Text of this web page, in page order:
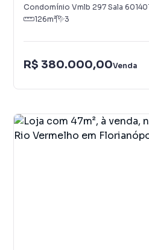
Condomínio Vmlb 297 Sala
126m² 3
R$ 380.000,00Venda